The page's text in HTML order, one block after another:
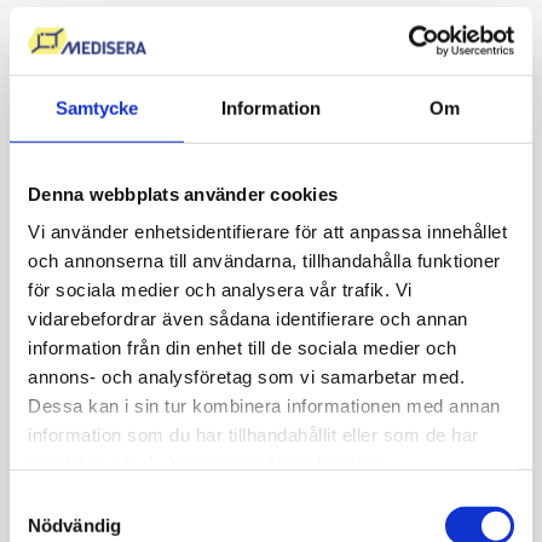
Samtycke Information Om
Denna webbplats använder cookies
Vi använder enhetsidentifierare för att anpassa innehållet
och annonserna till användarna, tillhandahålla funktioner
för sociala medier och analysera vår trafik. Vi
vidarebefordrar även sådana identifierare och annan
information från din enhet till de sociala medier och
annons- och analysföretag som vi samarbetar med.
Dessa kan i sin tur kombinera informationen med annan
information som du har tillhandahållit eller som de har
Nödvändig
När kan provtagning ske?
valt provtagningsställe erbjuder drop-in eller att det finns
Om resultatet
Vad innebär normala värden?
Normala nivåer tyder på att kroppens metabola system
fungerar inom laboratoriernas referensintervall.
Blodsocker (HbA1c och fasteglukos): Normala värden
indikerar en balanserad blodsockerreglering.